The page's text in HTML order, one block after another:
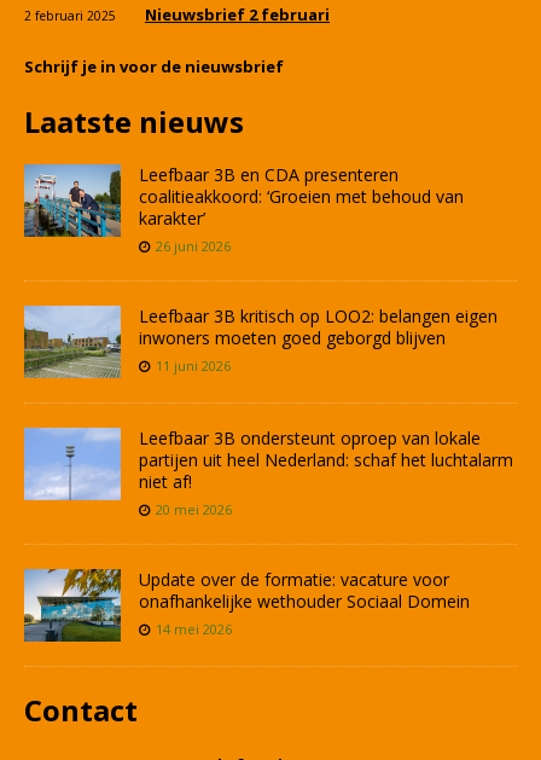
2 februari 2025 Nieuwsbrief 2 februari
Schrijf je in voor de nieuwsbrief
Laatste nieuws
Leefbaar 3B en CDA presenteren
coalitieakkoord: ‘Groeien met behoud van
karakter’
26 juni 2026
Leefbaar 3B kritisch op LOO2: belangen eigen
inwoners moeten goed geborgd blijven
11 juni 2026
Leefbaar 3B ondersteunt oproep van lokale
partijen uit heel Nederland: schaf het luchtalarm
niet af!
20 mei 2026
Update over de formatie: vacature voor
onafhankelijke wethouder Sociaal Domein
14 mei 2026
Contact